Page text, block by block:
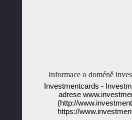
Informace o doméně
Investmentcards -
adrese
(http://
https://